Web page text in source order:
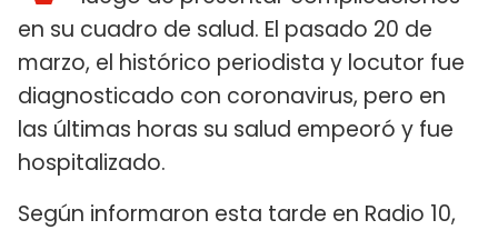
en su cuadro de salud. El pasado 20 de
marzo, el histórico periodista y locutor fue
diagnosticado con coronavirus, pero en
las últimas horas su salud empeoró y fue
hospitalizado.
Según informaron esta tarde en Radio 10,